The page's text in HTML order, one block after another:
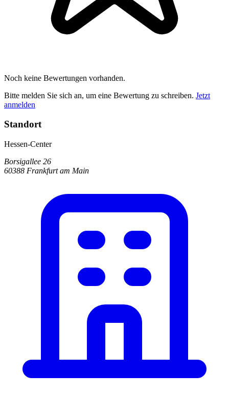
Noch keine Bewertungen vorhanden.
Bitte melden Sie sich an, um eine Bewertung zu schreiben. Jetzt
anmelden
Standort
Hessen-Center
Borsigallee 26
60388 Frankfurt am Main